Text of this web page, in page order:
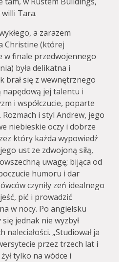
Tara.
a zarazem
Christine (której
w finale przedwojennego
była delikatna i
brał się z wewnętrznego
napędową jej talentu i
i współczucie, poparte
Rozmach i styl Andrew, jego
niebieskie oczy i dobrze
który każda wypowiedź
ust ze zdwojoną siłą,
uwagę; bijąca od
humoru i dar
czyniły zeń idealnego
pić i prowadzić
w nocy. Po angielsku
się jednak nie wyzbył
„Studiował ja
przez trzech lat i
tylko na wódce i